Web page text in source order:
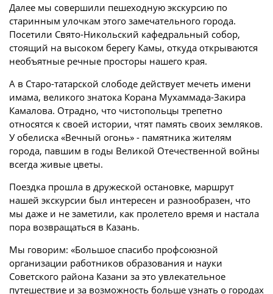
Далее мы совершили пешеходную экскурсию по
старинным улочкам этого замечательного города.
Посетили Свято-Никольский кафедральный собор,
стоящий на высоком берегу Камы, откуда открываются
необъятные речные просторы нашего края.
А в Старо-татарской слободе действует мечеть имени
имама, великого знатока Корана Мухаммада-Закира
Камалова. Отрадно, что чистопольцы трепетно
относятся к своей истории, чтят память своих земляков.
У обелиска «Вечный огонь» - памятника жителям
города, павшим в годы Великой Отечественной войны
всегда живые цветы.
Поездка прошла в дружеской остановке, маршрут
нашей экскурсии был интересен и разнообразен, что
мы даже и не заметили, как пролетело время и настала
пора возвращаться в Казань.
Мы говорим: «Большое спасибо профсоюзной
организации работников образования и науки
Советского района Казани за это увлекательное
путешествие и за возможность больше узнать о городах